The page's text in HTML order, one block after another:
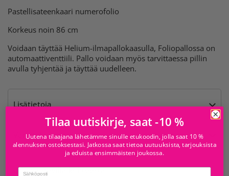
Pastellisateenkaari numerofolio
Korkeus noin 86 cm
Voidaan täyttää Helium-ilmapallokaasulla, Foliopallossa on
automaattiventtiili. Pallo voidaan myös tarvittaessa pillin
avulla tyhjentää ja täyttää uudelleen.
Lisätietoja
Varoitukset
Saatavilla kohteesta
Tilaa uutiskirje, saat -10 %
Uutena tilaajana lähetämme sinulle etukoodin, jolla saat 10 %
alennuksen ostoksestasi. Jatkossa saat tietoa uutuuksista, tarjouksista
ja eduista ensimmäisten joukossa.
Email